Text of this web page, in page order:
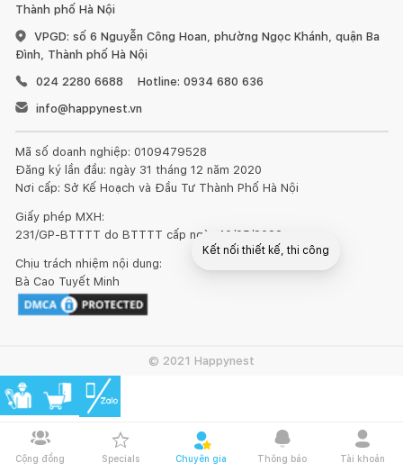
Cộng đồng Specials Chuyên gia Thông báo Tài khoản
Thành phố Hà Nội
VPGD: số 6 Nguyễn Công Hoan, phường Ngọc Khánh, quận Ba
Đình, Thành phố Hà Nội
024 2280 6688
Hotline: 0934 680 636
info@happynest.vn
Mã số doanh nghiệp: 0109479528
Đăng ký lần đầu: ngày 31 tháng 12 năm 2020
Nơi cấp: Sở Kế Hoạch và Đầu Tư Thành Phố Hà Nội
Giấy phép MXH:
231/GP-BTTTT do BTTTT cấp ngày 10/05/2022
Chịu trách nhiệm nội dung:
Bà Cao Tuyết Minh
© 2021 Happynest
Kết nối thiết kế, thi công